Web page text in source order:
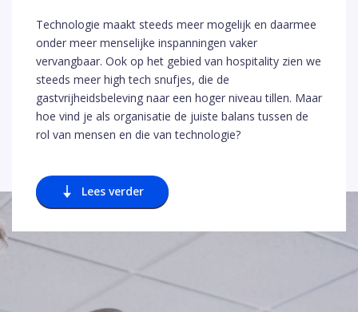
Technologie maakt steeds meer mogelijk en daarmee
onder meer menselijke inspanningen vaker
vervangbaar. Ook op het gebied van hospitality zien we
steeds meer high tech snufjes, die de
gastvrijheidsbeleving naar een hoger niveau tillen. Maar
hoe vind je als organisatie de juiste balans tussen de
rol van mensen en die van technologie?
Lees verder